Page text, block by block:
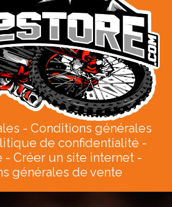
Conditions générales
de confidentialité
Créer un site internet
générales de vente